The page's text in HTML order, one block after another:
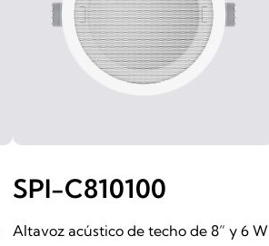
SPI-C810100
Altavoz acústico de techo de 8” y 6 W